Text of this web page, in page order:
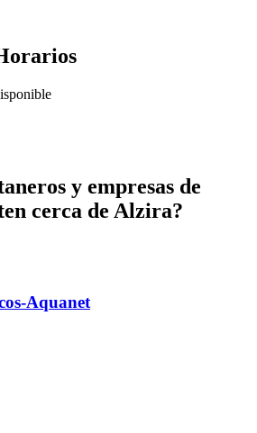
y empresas de
cerca de Alzira?
Aquanet